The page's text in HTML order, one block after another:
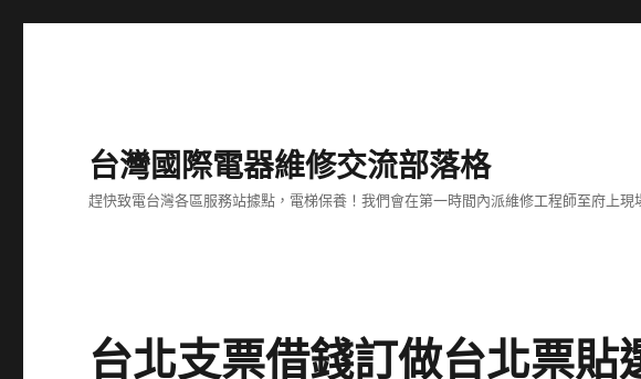
台灣國際電器維修交流部落格
趕快致電台灣各區服務站據點，電梯保養！我們會在第一時間內派維修工程師至府上
台北支票借錢訂做台北票貼